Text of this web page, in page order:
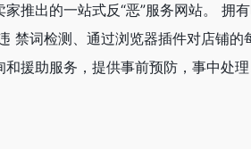
推出的一站式反“恶”服务网站。 拥
禁词检测、通过浏览器插件对店铺的
援助服务，提供事前预防，事中处理